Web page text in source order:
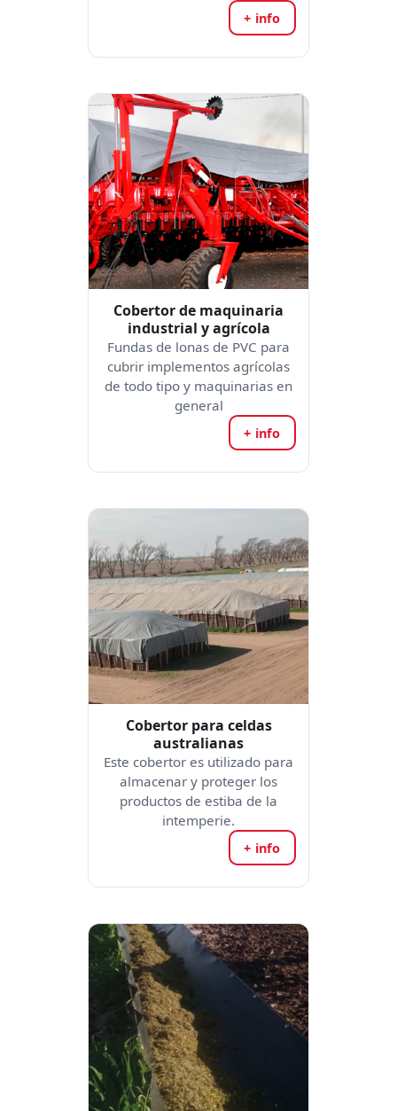
+ info
Cobertor de maquinaria
industrial y agrícola
Fundas de lonas de PVC para
cubrir implementos agrícolas
de todo tipo y maquinarias en
general
+ info
Cobertor para celdas
australianas
Este cobertor es utilizado para
almacenar y proteger los
productos de estiba de la
intemperie.
+ info